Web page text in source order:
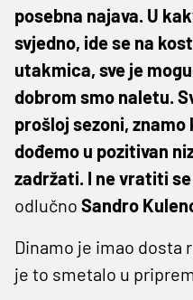
posebna najava. U
svjedno, ide se na
utakmica, sve je
dobrom smo naletu.
prošloj sezoni,
dođemo u pozitivan
zadržati. I ne vratiti
odlučno Sandro
Dinamo je imao dosta
je to smetalo u